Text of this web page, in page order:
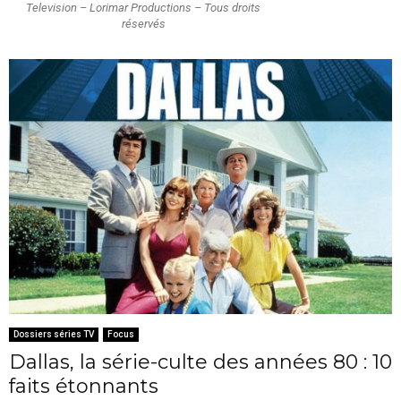
Television – Lorimar Productions – Tous droits
réservés
Dossiers séries TV Focus
Dallas, la série-culte des années 80 : 10
faits étonnants